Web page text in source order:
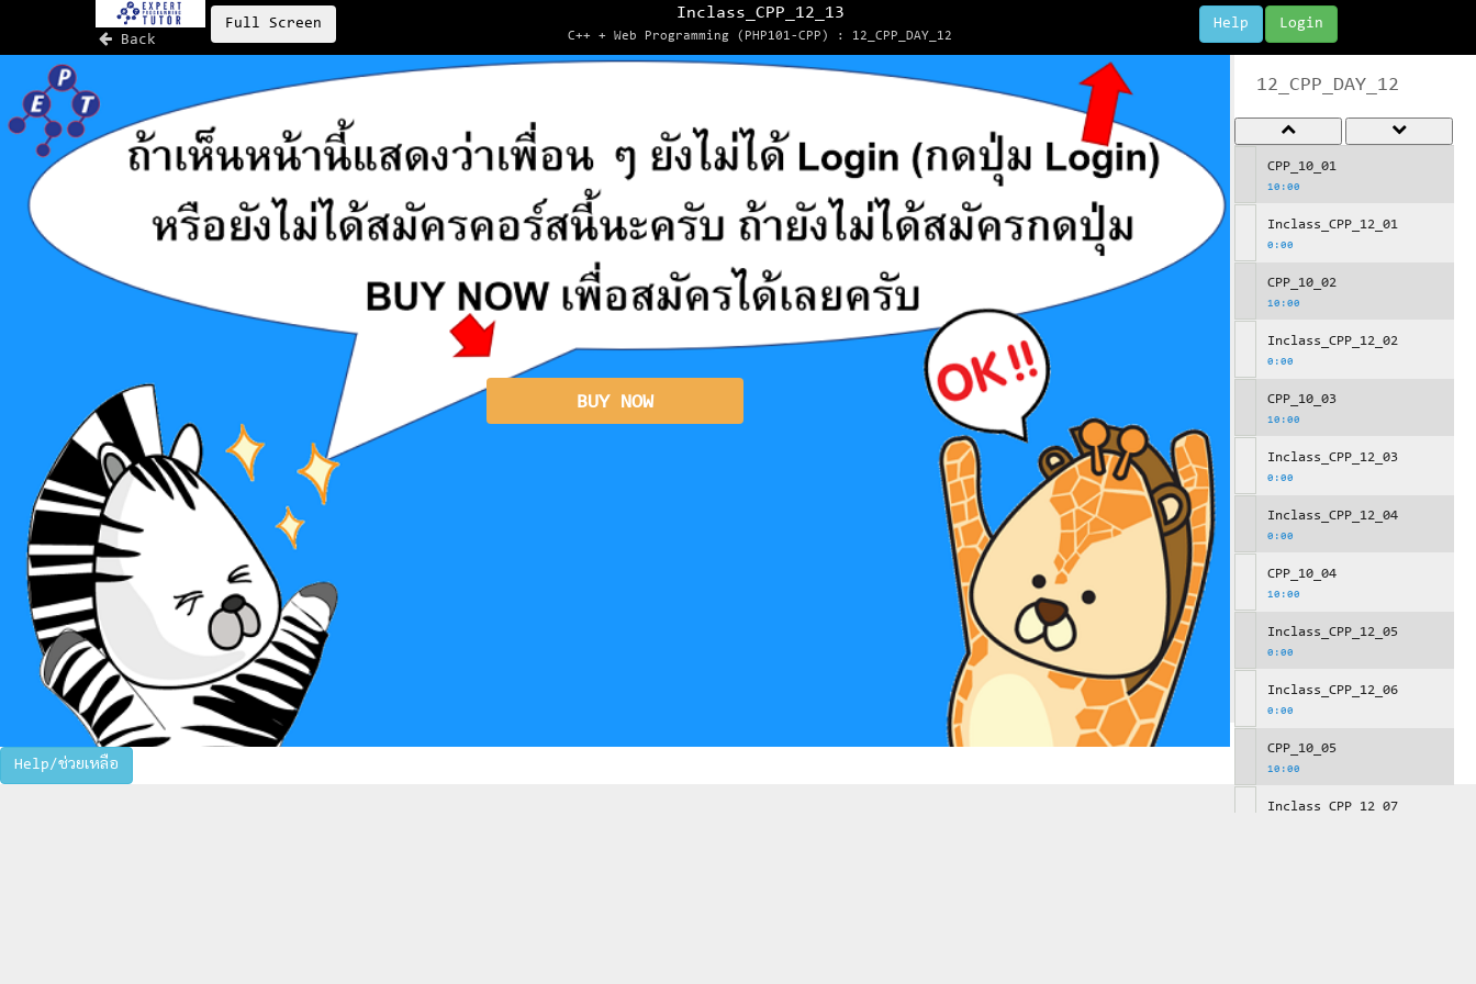
Back
Full Screen Login
Help
Inclass_CPP_12_13
C++ + Web Programming (PHP101-CPP) : 12_CPP_DAY_12
BUY NOW
Help/ช่วยเหลือ
12_CPP_DAY_12
CPP_10_01
10:00
Inclass_CPP_12_01
0:00
CPP_10_02
10:00
Inclass_CPP_12_02
0:00
CPP_10_03
10:00
Inclass_CPP_12_03
0:00
Inclass_CPP_12_04
0:00
CPP_10_04
10:00
Inclass_CPP_12_05
0:00
Inclass_CPP_12_06
0:00
CPP_10_05
10:00
Inclass_CPP_12_07